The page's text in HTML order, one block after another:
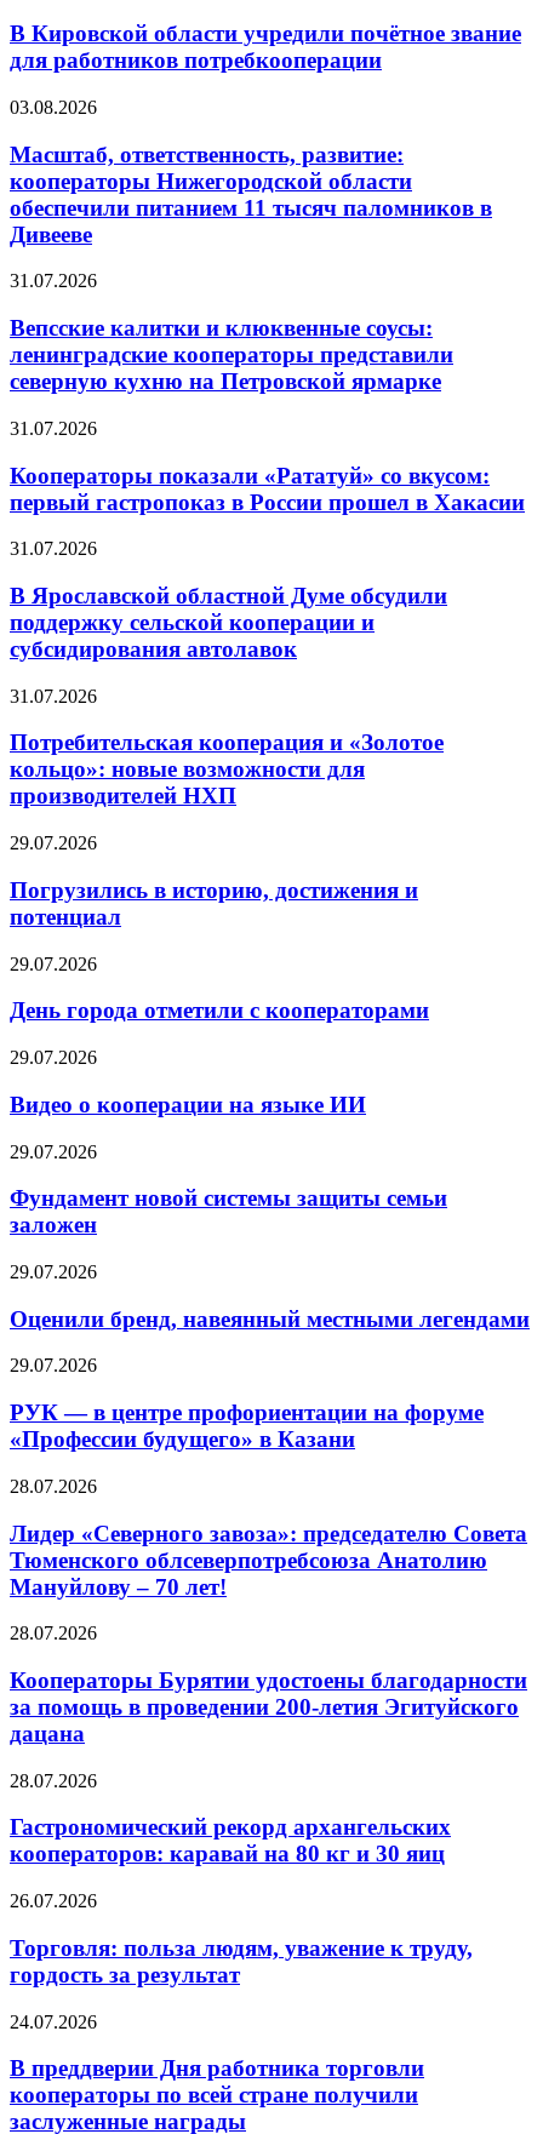
В Кировской области учредили почётное звание
для работников потребкооперации
03.08.2026
Масштаб, ответственность, развитие:
кооператоры Нижегородской области
обеспечили питанием 11 тысяч паломников в
Дивееве
31.07.2026
Вепсские калитки и клюквенные соусы:
ленинградские кооператоры представили
северную кухню на Петровской ярмарке
31.07.2026
Кооператоры показали «Рататуй» со вкусом:
первый гастропоказ в России прошел в Хакасии
31.07.2026
В Ярославской областной Думе обсудили
поддержку сельской кооперации и
субсидирования автолавок
31.07.2026
Потребительская кооперация и «Золотое
кольцо»: новые возможности для
производителей НХП
29.07.2026
Погрузились в историю, достижения и
потенциал
29.07.2026
День города отметили с кооператорами
29.07.2026
Видео о кооперации на языке ИИ
29.07.2026
Фундамент новой системы защиты семьи
заложен
29.07.2026
Оценили бренд, навеянный местными легендами
29.07.2026
РУК — в центре профориентации на форуме
«Профессии будущего» в Казани
28.07.2026
Лидер «Северного завоза»: председателю Совета
Тюменского облсеверпотребсоюза Анатолию
Мануйлову – 70 лет!
28.07.2026
Кооператоры Бурятии удостоены благодарности
за помощь в проведении 200-летия Эгитуйского
дацана
28.07.2026
Гастрономический рекорд архангельских
кооператоров: каравай на 80 кг и 30 яиц
26.07.2026
Торговля: польза людям, уважение к труду,
гордость за результат
24.07.2026
В преддверии Дня работника торговли
кооператоры по всей стране получили
заслуженные награды